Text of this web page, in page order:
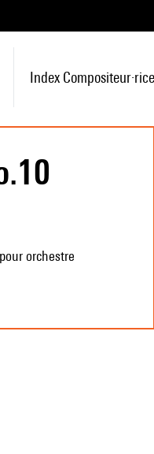
Index Compositeur·rice
orchestre